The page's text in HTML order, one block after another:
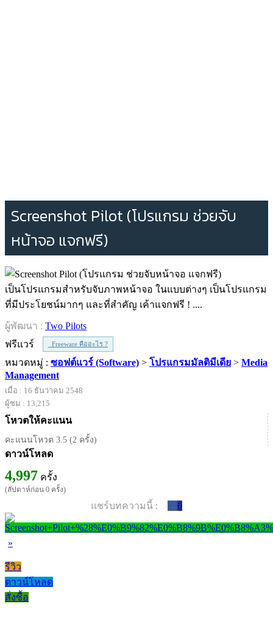
Screenshot Pilot (โปรแกรม ช่วยจับ
หน้าจอ แจกฟรี)
เป็นโปรแกรมสำหรับจับภาพหน้าจอ ในแบบต่างๆ เป็นโปรแกรม
ที่มีประโยชน์มากๆ และที่สำคัญ เค้าแจกฟรี ! ....
ผู้พัฒนา : Two Pilots
ฟรีแวร์
Freeware คืออะไร ?
หมวดหมู่ : ซอฟต์แวร์ (Software) > โปรแกรมมัลติมีเดีย > Media
Management
เมื่อ : 16 ธันวาคม 2548
ผู้ชม : 13,215
โหวตให้คะแนน
คะแนนโหวต 3.5 (2 ครั้ง)
ดาวน์โหลด
4,997 ครั้ง
(สัปดาห์ก่อน 0 ครั้ง)
แชร์บทความนี้ : 0
»
รีวิว
ดาวน์โหลด
สั่งซื้อ